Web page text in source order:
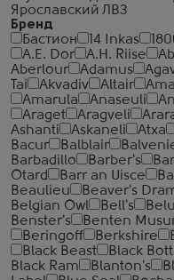
Ярославский ЛВЗ
Бренд
Бастион
14 Inkas
A.E. Dor
A.H. Riise
Aberlour
Adamus
Tai
Akvadiv Altair
Amarula
Anaseuli
Araget
Aragveli
Ashanti
Askaneli Atxa
Bacur
Balblair
Barbadillo
Barber's
Otard
Barr an Uisce
Beaulieu
Beaver's
Belgian Owl
Bell's
Benster's
Benten
Beringoff
Berkshire
Black Beast
Black
Black Ram
Blanton's